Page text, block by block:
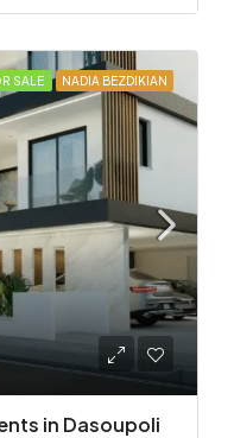
SALE NADIA BEZDIKIAN
in Dasoupoli